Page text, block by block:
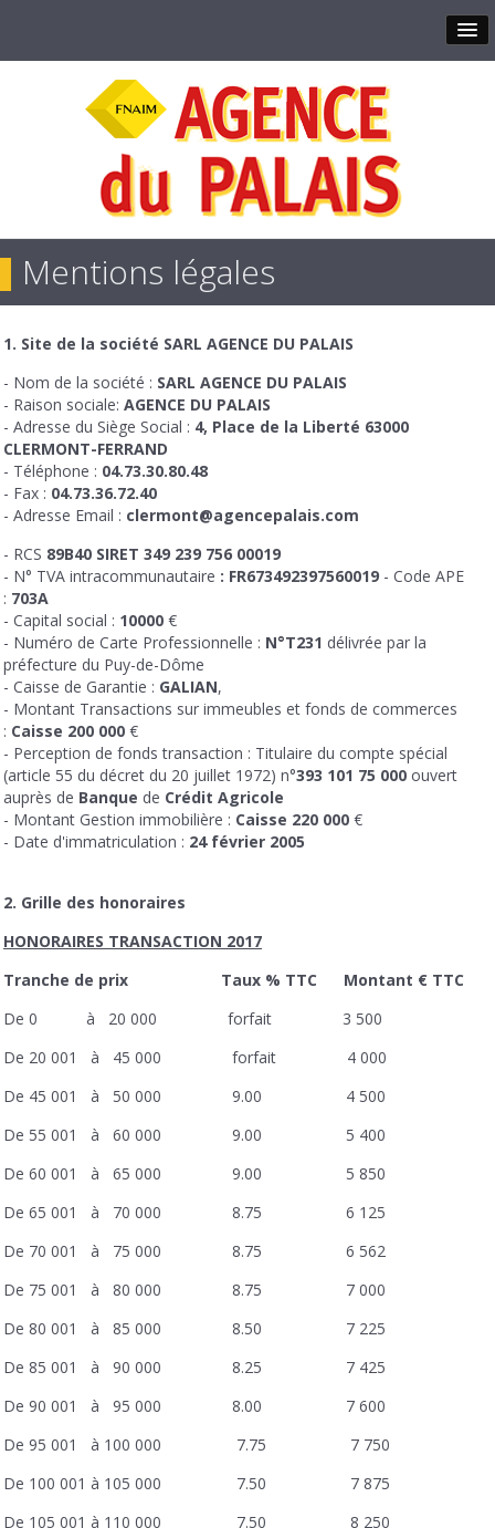
Mentions légales
1. Site de la société SARL AGENCE DU PALAIS
- Nom de la société : SARL AGENCE DU PALAIS
- Raison sociale: AGENCE DU PALAIS
- Adresse du Siège Social : 4, Place de la Liberté 63000
CLERMONT-FERRAND
- Téléphone : 04.73.30.80.48
- Fax : 04.73.36.72.40
- Adresse Email : clermont@agencepalais.com
- RCS 89B40 SIRET 349 239 756 00019
- N° TVA intracommunautaire : FR673492397560019 - Code APE
: 703A
- Capital social : 10000 €
- Numéro de Carte Professionnelle : N°T231 délivrée par la
préfecture du Puy-de-Dôme
- Caisse de Garantie : GALIAN,
- Montant Transactions sur immeubles et fonds de commerces
: Caisse 200 000 €
- Perception de fonds transaction : Titulaire du compte spécial
(article 55 du décret du 20 juillet 1972) n°393 101 75 000 ouvert
auprès de Banque de Crédit Agricole
- Montant Gestion immobilière : Caisse 220 000 €
- Date d'immatriculation : 24 février 2005
2. Grille des honoraires
HONORAIRES TRANSACTION 2017
Tranche de prix Taux % TTC Montant € TTC
De 0 à 20 000 forfait 3 500
De 20 001 à 45 000 forfait 4 000
De 45 001 à 50 000 9.00 4 500
De 55 001 à 60 000 9.00 5 400
De 60 001 à 65 000 9.00 5 850
De 65 001 à 70 000 8.75 6 125
De 70 001 à 75 000 8.75 6 562
De 75 001 à 80 000 8.75 7 000
De 80 001 à 85 000 8.50 7 225
De 85 001 à 90 000 8.25 7 425
De 90 001 à 95 000 8.00 7 600
De 95 001 à 100 000 7.75 7 750
De 100 001 à 105 000 7.50 7 875
De 105 001 à 110 000 7.50 8 250